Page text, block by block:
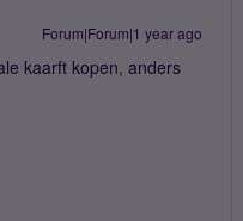
Forum|Forum|1 year ago
kaarft kopen, anders